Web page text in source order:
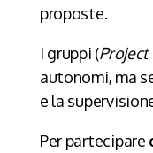
proposte.
I gruppi (Project
autonomi, ma
e la
Per partecipare